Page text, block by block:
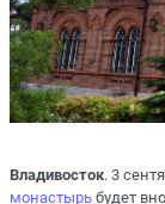
Владивосток. 3
монастырь будет